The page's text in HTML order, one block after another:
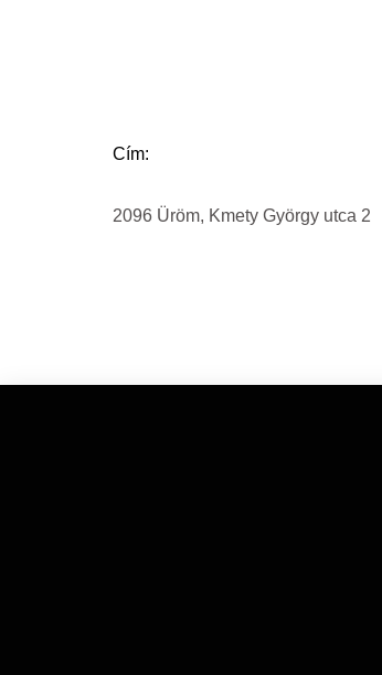
Cím:
2096 Üröm, Kmety György utca 2